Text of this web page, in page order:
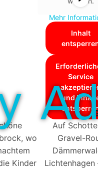
Mehr
Inhalt
Service
und
wo
Kinder
Auf
Gravel-